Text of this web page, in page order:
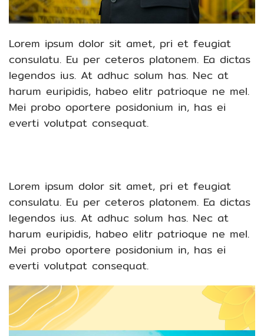
Lorem ipsum dolor sit amet, pri et feugiat
consulatu. Eu per ceteros platonem. Ea dictas
legendos ius. At adhuc solum has. Nec at
harum euripidis, habeo elitr patrioque ne mel.
Mei probo oportere posidonium in, has ei
everti volutpat consequat.
Lorem ipsum dolor sit amet, pri et feugiat
consulatu. Eu per ceteros platonem. Ea dictas
legendos ius. At adhuc solum has. Nec at
harum euripidis, habeo elitr patrioque ne mel.
Mei probo oportere posidonium in, has ei
everti volutpat consequat.